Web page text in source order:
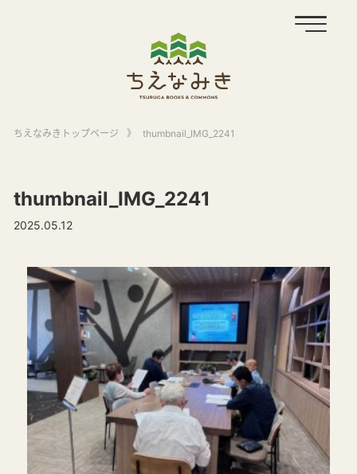
ちえなみきトップページ 》 thumbnail_IMG_2241
thumbnail_IMG_2241
2025.05.12